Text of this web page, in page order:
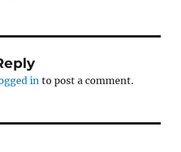
in to post a comment.